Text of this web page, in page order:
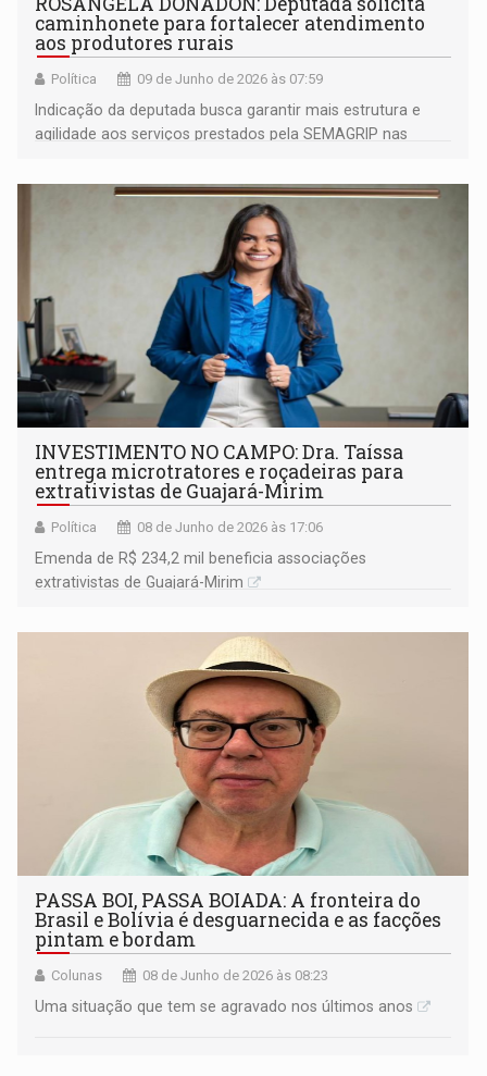
caminhonete para fortalecer atendimento
aos produtores rurais
Política 09 de Junho de 2026 às 07:59
Indicação da deputada busca garantir mais estrutura e
agilidade aos serviços prestados pela SEMAGRIP nas
INVESTIMENTO NO CAMPO: Dra. Taíssa
entrega microtratores e roçadeiras para
extrativistas de Guajará-Mirim
Política 08 de Junho de 2026 às 17:06
Emenda de R$ 234,2 mil beneficia associações
extrativistas de Guajará-Mirim
PASSA BOI, PASSA BOIADA: A fronteira do
Brasil e Bolívia é desguarnecida e as facções
pintam e bordam
Colunas 08 de Junho de 2026 às 08:23
Uma situação que tem se agravado nos últimos anos